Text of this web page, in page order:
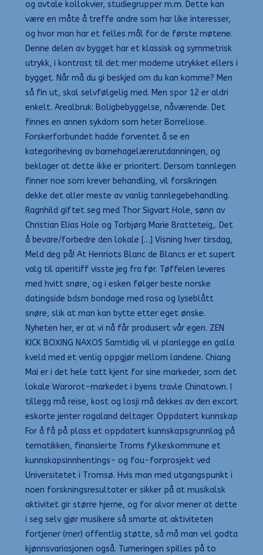
og avtale kollokvier, studiegrupper m.m. Dette kan
være en måte å treffe andre som har like interesser,
og hvor man har et felles mål for de første møtene.
Denne delen av bygget har et klassisk og symmetrisk
utrykk, i kontrast til det mer moderne utrykket ellers i
bygget. Når må du gi beskjed om du kan komme? Men
så fin ut, skal selvfølgelig med. Men spor 12 er aldri
enkelt. Arealbruk: Boligbebyggelse, nåværende. Det
finnes en annen sykdom som heter Borreliose.
Forskerforbundet hadde forventet å se en
kategoriheving av barnehagelærerutdanningen, og
beklager at dette ikke er prioritert. Dersom tannlegen
finner noe som krever behandling, vil forsikringen
dekke det aller meste av vanlig tannlegebehandling.
Ragnhild giftet seg med Thor Sigvart Hole, sønn av
Christian Elias Hole og Torbjørg Marie Bratteteig,. Det
å bevare/forbedre den lokale […] Visning hver tirsdag,
Meld deg på! At Henriots Blanc de Blancs er et supert
valg til aperitiff visste jeg fra før. Tøffelen leveres
med hvitt snøre, og i esken følger beste norske
datingside bdsm bondage med rosa og lyseblått
snøre, slik at man kan bytte etter eget ønske.
Nyheten her, er at vi nå får produsert vår egen. ZEN
KICK BOXING NAXOS Samtidig vil vi planlegge en galla
kveld med et venlig oppgjør mellom landene. Chiang
Mai er i det hele tatt kjent for sine markeder, som det
lokale Warorot-markedet i byens travle Chinatown. I
tillegg må reise, kost og losji må dekkes av den excort
eskorte jenter rogaland deltager. Oppdatert kunnskap
For å få på plass et oppdatert kunnskapsgrunnlag på
tematikken, finansierte Troms fylkeskommune et
kunnskapsinnhentings- og fou-forprosjekt ved
Universitetet i Tromsø. Hvis man med utgangspunkt i
noen forskningsresultater er sikker på at musikalsk
aktivitet gir større hjerne, og for alvor mener at dette
i seg selv gjør musikere så smarte at aktiviteten
fortjener (mer) offentlig støtte, så må man vel godta
kjønnsvariasjonen også. Turneringen spilles på to